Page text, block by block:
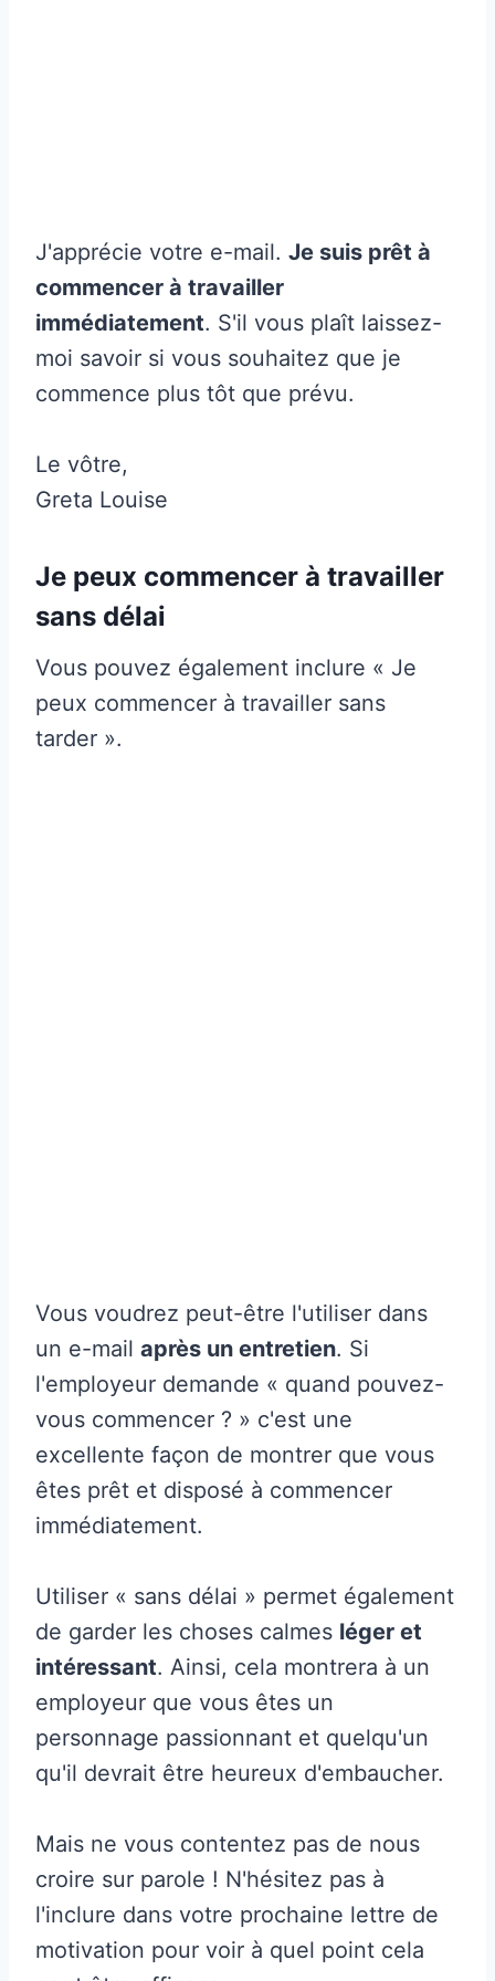
J'apprécie votre e-mail. Je suis prêt à
commencer à travailler
immédiatement. S'il vous plaît laissez-
moi savoir si vous souhaitez que je
commence plus tôt que prévu.
Le vôtre,
Greta Louise
Je peux commencer à travailler
sans délai
Vous pouvez également inclure « Je
peux commencer à travailler sans
tarder ».
Vous voudrez peut-être l'utiliser dans
un e-mail après un entretien. Si
l'employeur demande « quand pouvez-
vous commencer ? » c'est une
excellente façon de montrer que vous
êtes prêt et disposé à commencer
immédiatement.
Utiliser « sans délai » permet également
de garder les choses calmes léger et
intéressant. Ainsi, cela montrera à un
employeur que vous êtes un
personnage passionnant et quelqu'un
qu'il devrait être heureux d'embaucher.
Mais ne vous contentez pas de nous
croire sur parole ! N'hésitez pas à
l'inclure dans votre prochaine lettre de
motivation pour voir à quel point cela